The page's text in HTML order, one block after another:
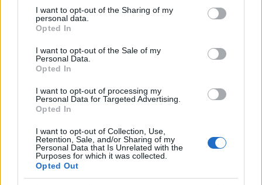
not limited to your visit or usage behaviour. You may click to
grant or deny consent to Google and its third-party tags to
use your data for below specified purposes in below Google
consent section.
I want to opt-out of the Sharing of my
personal data.
Opted In
I want to opt-out of the Sale of my
Personal Data.
Opted In
I want to opt-out of processing my
Personal Data for Targeted Advertising.
Opted In
I want to opt-out of Collection, Use,
Retention, Sale, and/or Sharing of my
Personal Data that Is Unrelated with the
Purposes for which it was collected.
Opted Out
έσπασε το παράθυρο του αεροπλάνου
Ανησυχία από το ξέσπασμα του ιού του
- «Καμπανάκι» από τον Ιατρικό Σύλλογο
Αθηνών για την προστασία της δημόσιας
υγείας
Φωτιά σε κατάστημα στον Άλιμο –
Εκκενώθηκε πολυκατοικία
και δολοφονούσε ιερόδουλες – Είχε
συλληφθεί και αφέθηκε ελεύθερος
Με 40άρια κορυφώνεται το κύμα ζέστης -
Ποιες περιοχές βρίσκονται στο επίκεντρο
και μέχρι πότε θα κρατήσουν τα μελτέμια